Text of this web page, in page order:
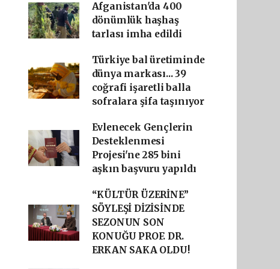
Afganistan'da 400
dönümlük haşhaş
tarlası imha edildi
Türkiye bal üretiminde
dünya markası... 39
coğrafi işaretli balla
sofralara şifa taşınıyor
Evlenecek Gençlerin
Desteklenmesi
Projesi'ne 285 bini
aşkın başvuru yapıldı
“KÜLTÜR ÜZERİNE”
SÖYLEŞİ DİZİSİNDE
SEZONUN SON
KONUĞU PROF. DR.
ERKAN SAKA OLDU!